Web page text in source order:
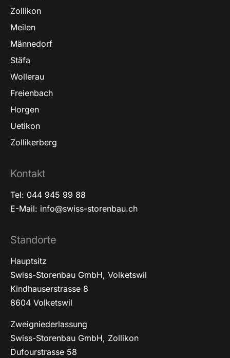
Zollikon
Meilen
Männedorf
Stäfa
Wollerau
Freienbach
Horgen
Uetikon
Zollikerberg
Kontakt
Tel: 044 945 99 88
E-Mail: info@swiss-storenbau.ch
Standorte
Hauptsitz
Swiss-Storenbau GmbH, Volketswil
Kindhauserstrasse 8
8604 Volketswil
Zweigniederlassung
Swiss-Storenbau GmbH, Zollikon
Dufourstrasse 58